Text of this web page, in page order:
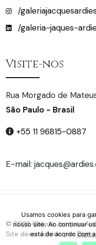
/
/galeria-jaques-
Visite-nos
Rua Morgado de
São Paulo - Brasil
+55 11 96815-0887
E-mail:
© 2026 Galeria Jacques
Site desenvolvido por
Usamos cookies para
nosso site. Ao continuar
está de acordo com